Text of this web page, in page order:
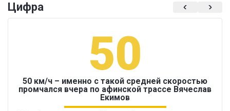
Цифра
50
50 км/ч – именно с такой средней скоростью
промчался вчера по афинской трассе Вячеслав
Екимов